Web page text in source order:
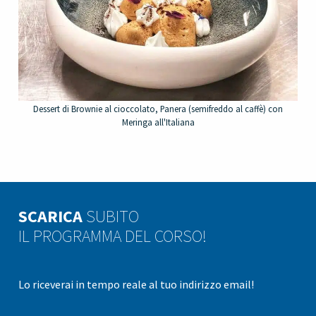
Dessert di Brownie al cioccolato, Panera (semifreddo al caffè) con
Meringa all'Italiana
SCARICASUBITO
IL PROGRAMMA DEL CORSO!
Lo riceverai in tempo reale al tuo indirizzo email!